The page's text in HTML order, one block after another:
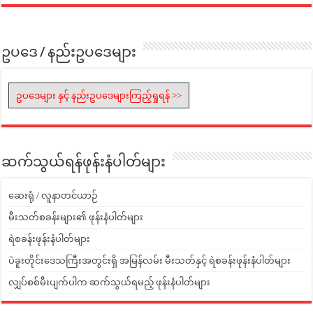
ဥပဒေ / နည်းဥပဒေများ
ဥပဒေများ နှင့် နည်းဥပဒေများကြည့်ရှုရန် >>
ဆက်သွယ်ရန်ဖုန်းနံပါတ်များ
ဆေးရုံ / လူနာတင်ယာဉ်
မီးသတ်စခန်းများ၏ ဖုန်းနံပါတ်များ
ရဲစခန်းဖုန်းနံပါတ်များ
ပဲခူးတိုင်းဒေသကြီးအတွင်းရှိ အမြန်လမ်း မီးသတ်နှင့် ရဲစခန်းဖုန်းနံပါတ်များ
လျှပ်စစ်မီးပျက်ပါက ဆက်သွယ်ရမည့် ဖုန်းနံပါတ်များ